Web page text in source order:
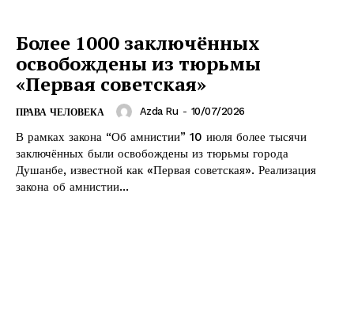
Более 1000 заключённых
освобождены из тюрьмы
«Первая советская»
ПРАВА ЧЕЛОВЕКА Azda Ru - 10/07/2026
В рамках закона “Об амнистии” 10 июля более тысячи
заключённых были освобождены из тюрьмы города
Душанбе, известной как «Первая советская». Реализация
закона об амнистии...